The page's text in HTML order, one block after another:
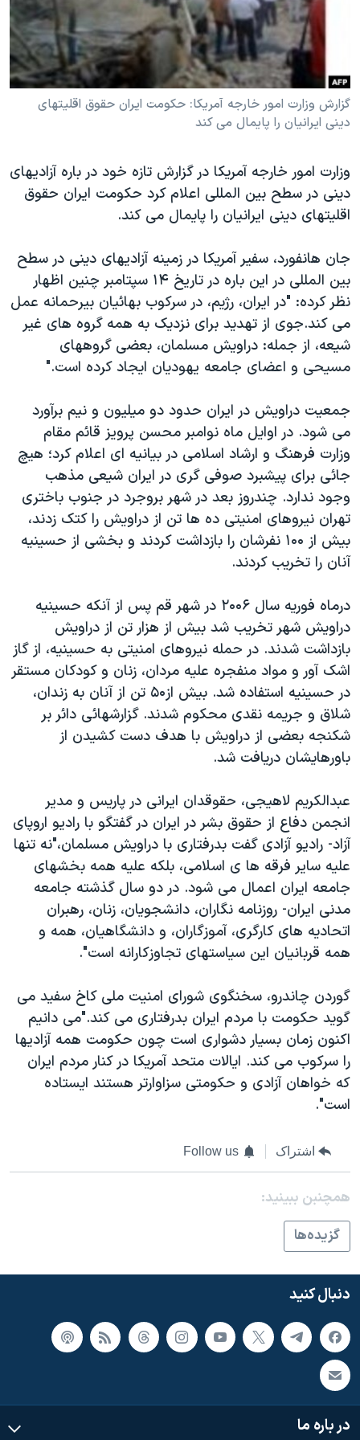
فرهنگ و زندگی
حقوق شهروندی
اقتصادی
علم و فناوری
اسرائیل در جنگ
آرشیو پخش زنده
مستندها
انتخابات ریاست جمهوری آمریکا ۲۰۲۴
حمله جمهوری اسلامی به اسرائیل
رمز مهسا
ورزش زنان در ایران
مجموعه مستندهای دادخواهی
تریبونال مردمی آبان ۹۸
چهل سال گروگان‌گیری
قانون شفافیت دارائی کادر رهبری ایران
اعتراضات مردمی آبان ۹۸
اسرائیل در جنگ
همایش محافظه‌کاران آمریکا «سی‌پک»
صفحه‌های ویژه
سفر پرزیدنت ترامپ به چین
دنبال کنید
زبانهای مختلف
گزارش وزارت امور خارجه آمريکا: حکومت ايران حقوق اقليتهای
دينی ايرانيان را پايمال می کند
وزارت امور خارجه آمریکا در گزارش تازه خود در باره آزادیهای
دینی در سطح بین المللی اعلام کرد حکومت ایران حقوق
اقلیتهای دینی ایرانیان را پایمال می کند.
جان هانفورد، سفیر آمریکا در زمینه آزادیهای دینی در سطح
بین المللی در این باره در تاریخ ۱۴ سپتامبر چنین اظهار
نظر کرده: "در ایران، رژیم، در سرکوب بهائیان بیرحمانه عمل
می کند.جوی از تهدید برای نزدیک به همه گروه های غیر
شیعه، از جمله: دراویش مسلمان، بعضی گروههای
مسیحی و اعضای جامعه یهودیان ایجاد کرده است."
جمعیت دراویش در ایران حدود دو میلیون و نیم برآورد
می شود. در اوایل ماه نوامبر محسن پرویز قائم مقام
وزارت فرهنگ و ارشاد اسلامی در بیانیه ای اعلام کرد؛ هیچ
جائی برای پیشبرد صوفی گری در ایران شیعی مذهب
وجود ندارد. چندروز بعد در شهر بروجرد در جنوب باختری
تهران نیروهای امنیتی ده ها تن از دراویش را کتک زدند،
بیش از ۱۰۰ نفرشان را بازداشت کردند و بخشی از حسینیه
آنان را تخریب کردند.
درماه فوریه سال ۲۰۰۶ در شهر قم پس از آنکه حسینیه
دراویش شهر تخریب شد بیش از هزار تن از دراویش
بازداشت شدند. در حمله نیروهای امنیتی به حسینیه، از گاز
اشک آور و مواد منفجره علیه مردان، زنان و کودکان مستقر
در حسینیه استفاده شد. بیش از۵۰ تن از آنان به زندان،
شلاق و جریمه نقدی محکوم شدند. گزارشهائی دائر بر
شکنجه بعضی از دراویش با هدف دست کشیدن از
باورهایشان دریافت شد.
عبدالکریم لاهیجی، حقوقدان ایرانی در پاریس و مدیر
انجمن دفاع از حقوق بشر در ایران در گفتگو با رادیو اروپای
آزاد- رادیو آزادی گفت بدرفتاری با دراویش مسلمان،"نه تنها
علیه سایر فرقه ها ی اسلامی، بلکه علیه همه بخشهای
جامعه ایران اعمال می شود. در دو سال گذشته جامعه
مدنی ایران- روزنامه نگاران، دانشجویان، زنان، رهبران
اتحادیه های کارگری، آموزگاران، و دانشگاهیان، همه و
همه قربانیان این سیاستهای تجاوزکارانه است".
گوردن چاندرو، سخنگوی شورای امنیت ملی کاخ سفید می
گوید حکومت با مردم ایران بدرفتاری می کند."می دانیم
اکنون زمان بسیار دشواری است چون حکومت همه آزادیها
را سرکوب می کند. ایالات متحد آمریکا در کنار مردم ایران
که خواهان آزادی و حکومتی سزاوارتر هستند ایستاده
است".
اشتراک Follow us
همچنبن ببینید:
گزيده‌ها
دنبال کنید
در باره ما